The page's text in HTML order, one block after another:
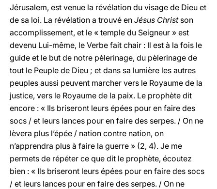
Jérusalem, est venue la révélation du visage de Dieu et
de sa loi. La révélation a trouvé en Jésus Christson
accomplissement, et le « temple du Seigneur » est
devenu Lui-même, le Verbe fait chair : Il est à la fois le
guide et le but de notre pèlerinage, du pèlerinage de
tout le Peuple de Dieu ; et dans sa lumière les autres
peuples aussi peuvent marcher vers le Royaume de la
justice, vers le Royaume de la paix. Le prophète dit
encore : « Ils briseront leurs épées pour en faire des
socs / et leurs lances pour en faire des serpes. / On ne
lèvera plus l’épée / nation contre nation, on
n’apprendra plus à faire la guerre » (2, 4). Je me
permets de répéter ce que dit le prophète, écoutez
bien : « Ils briseront leurs épées pour en faire des socs
/ et leurs lances pour en faire des serpes. / On ne